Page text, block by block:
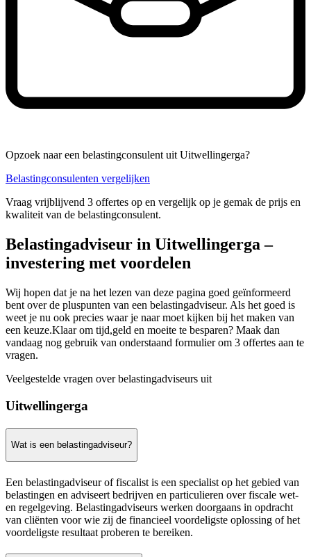
Opzoek naar een belastingconsulent uit Uitwellingerga?
Belastingconsulenten vergelijken
Vraag vrijblijvend 3 offertes op en vergelijk op je gemak de prijs en
kwaliteit van de belastingconsulent.
Belastingadviseur in Uitwellingerga –
investering met voordelen
Wij hopen dat je na het lezen van deze pagina goed geïnformeerd
bent over de pluspunten van een belastingadviseur. Als het goed is
weet je nu ook precies waar je naar moet kijken bij het maken van
een keuze.Klaar om tijd,geld en moeite te besparen? Maak dan
vandaag nog gebruik van onderstaand formulier om 3 offertes aan te
vragen.
Veelgestelde vragen over belastingadviseurs uit
Uitwellingerga
Wat is een belastingadviseur?
Een belastingadviseur of fiscalist is een specialist op het gebied van
belastingen en adviseert bedrijven en particulieren over fiscale wet-
en regelgeving. Belastingadviseurs werken doorgaans in opdracht
van cliënten voor wie zij de financieel voordeligste oplossing of het
voordeligste resultaat proberen te bereiken.